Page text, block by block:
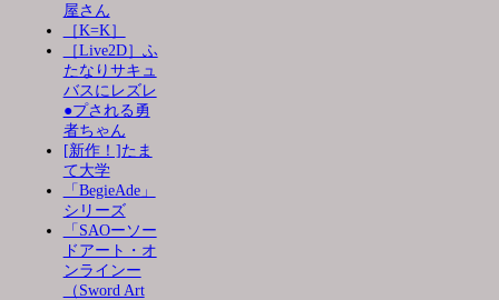
屋さん
［K=K］
［Live2D］ふ
たなりサキュ
バスにレズレ
●プされる勇
者ちゃん
[新作！]たま
て大学
「BegieAde」
シリーズ
「SAOーソー
ドアート・オ
ンラインー
（Sword Art